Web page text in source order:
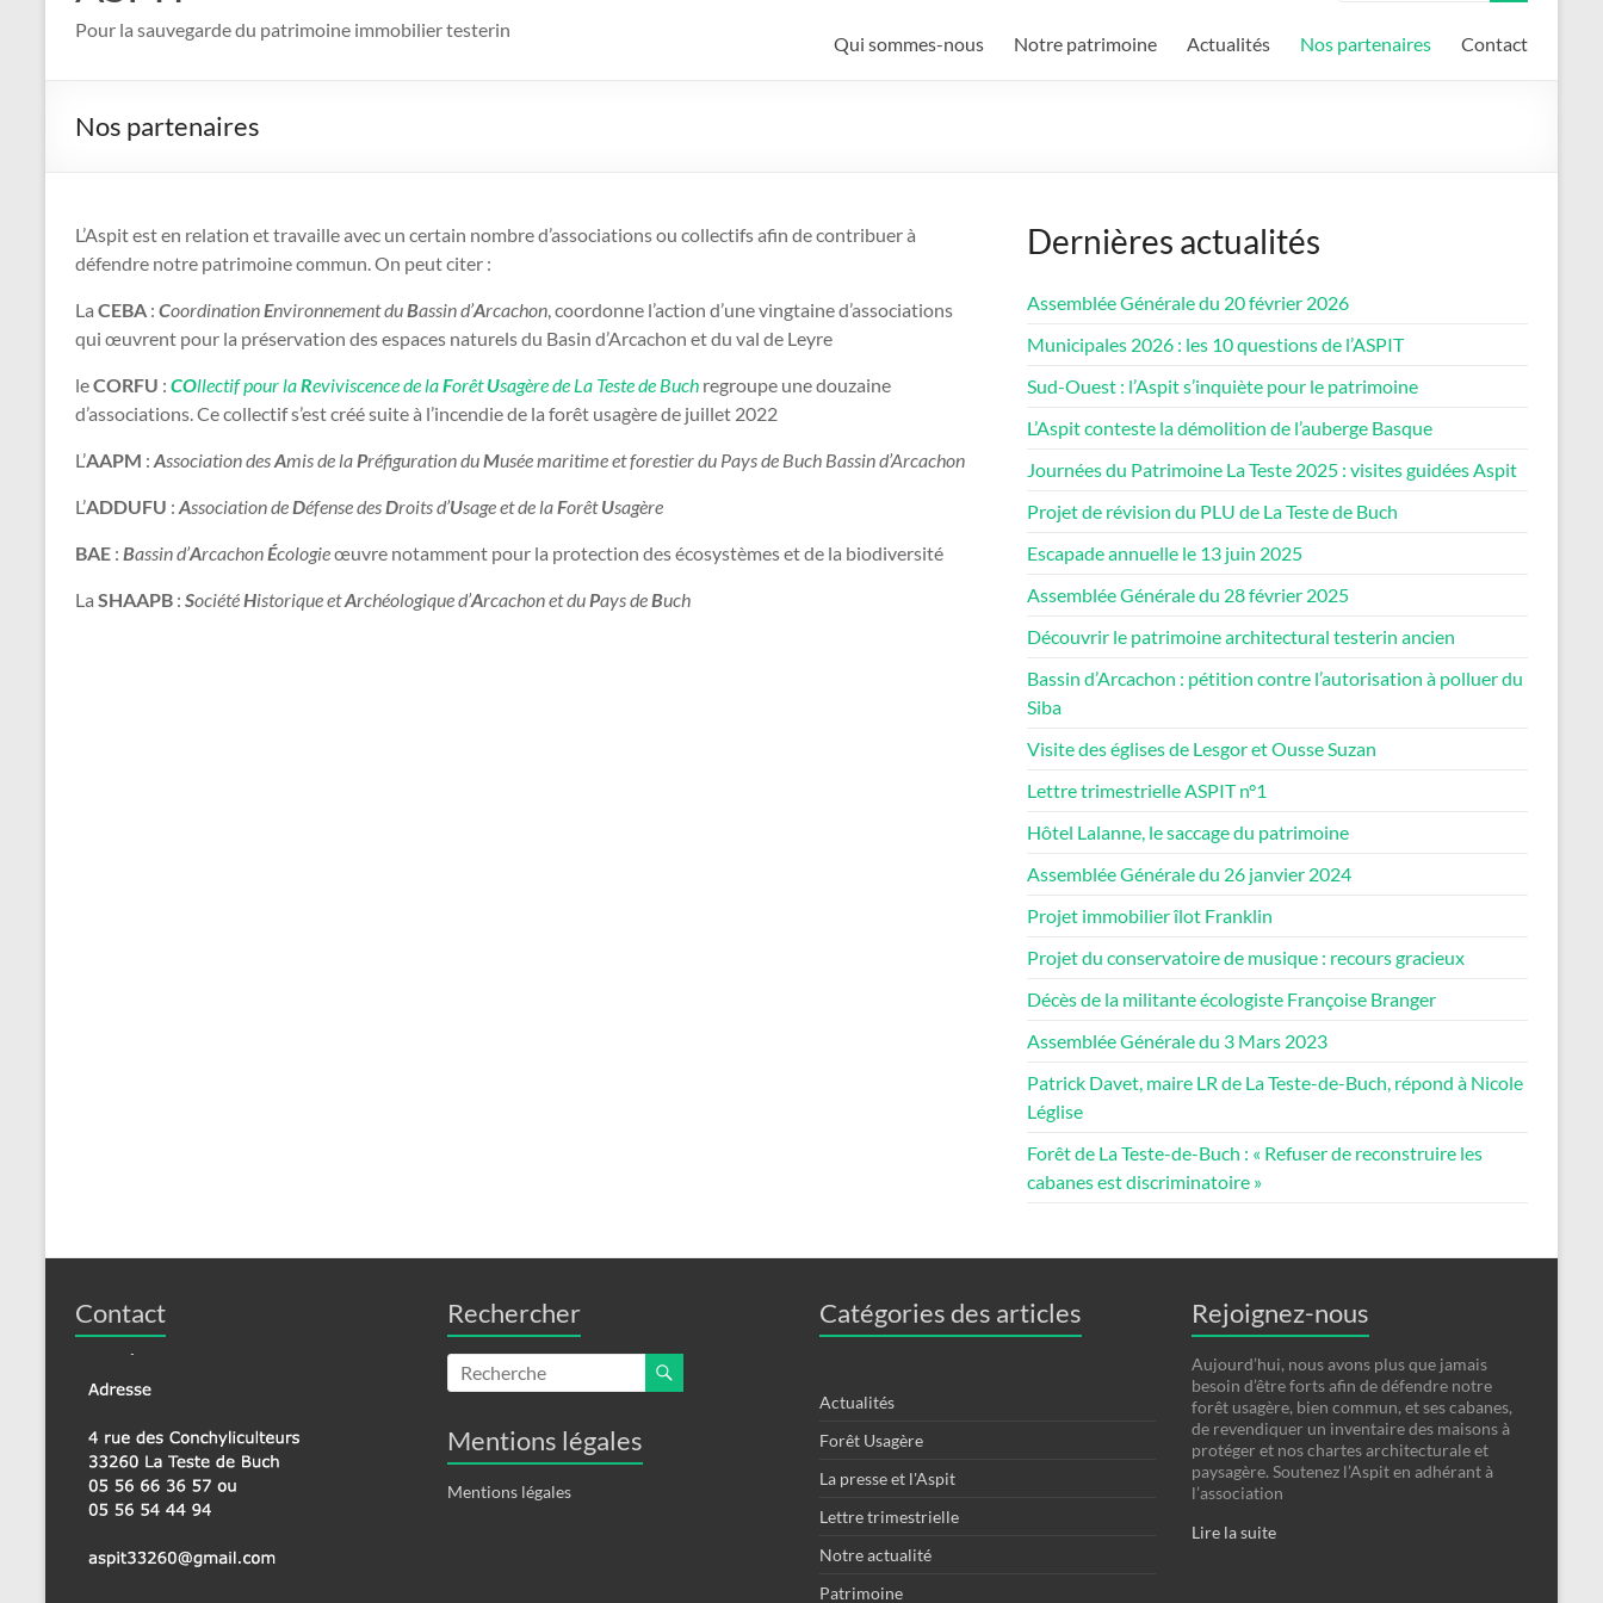
Pour la sauvegarde du patrimoine immobilier testerin
Qui sommes-nous Notre patrimoine Actualités Nos partenaires Contact
Nos partenaires
L’Aspit est en relation et travaille avec un certain nombre d’associations ou collectifs afin de contribuer à
défendre notre patrimoine commun. On peut citer :
La CEBA : Coordination Environnement du Bassin d’Arcachon , coordonne l’action d’une vingtaine d’associations
qui œuvrent pour la préservation des espaces naturels du Basin d’Arcachon et du val de Leyre
leCORFU : COllectif pour la Reviviscence de laForêtUsagère de La Teste de Buch regroupe une douzaine
d’associations. Ce collectif s’est créé suite à l’incendie de la forêt usagère de juillet 2022
L’AAPM : Association desAmis de la Préfiguration du Musée maritime et forestier du Pays de Buch Bassin d’Arcachon
L’ADDUFU : Association de Défense des Droits d’Usage et de la ForêtUsagère
BAE : Bassin d’Arcachon Écologieœuvre notamment pour la protection des écosystèmes et de la biodiversité
La SHAAPB : Société Historique etArchéologique d’Arcachon et du Pays de Buch
Dernières actualités
Assemblée Générale du 20 février 2026
Municipales 2026 : les 10 questions de l’ASPIT
Sud-Ouest : l’Aspit s’inquiète pour le patrimoine
L’Aspit conteste la démolition de l’auberge Basque
Journées du Patrimoine La Teste 2025 : visites guidées Aspit
Projet de révision du PLU de La Teste de Buch
Escapade annuelle le 13 juin 2025
Assemblée Générale du 28 février 2025
Découvrir le patrimoine architectural testerin ancien
Bassin d’Arcachon : pétition contre l’autorisation à polluer du
Siba
Visite des églises de Lesgor et Ousse Suzan
Lettre trimestrielle ASPIT n°1
Hôtel Lalanne, le saccage du patrimoine
Assemblée Générale du 26 janvier 2024
Projet immobilier îlot Franklin
Projet du conservatoire de musique : recours gracieux
Décès de la militante écologiste Françoise Branger
Assemblée Générale du 3 Mars 2023
Patrick Davet, maire LR de La Teste-de-Buch, répond à Nicole
Léglise
Forêt de La Teste-de-Buch : « Refuser de reconstruire les
cabanes est discriminatoire »
Contact Rechercher
Mentions légales
Mentions légales
Catégories des articles
Actualités
Forêt Usagère
La presse et l'Aspit
Lettre trimestrielle
Notre actualité
Patrimoine
Rejoignez-nous
Aujourd’hui, nous avons plus que jamais
besoin d’être forts afin de défendre notre
forêt usagère, bien commun, et ses cabanes,
de revendiquer un inventaire des maisons à
protéger et nos chartes architecturale et
paysagère. Soutenez l’Aspit en adhérant à
l’association
Lire la suite